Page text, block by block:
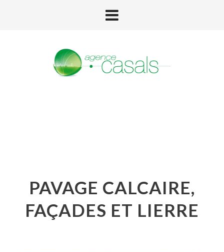
PAVAGE CALCAIRE,
FAÇADES ET LIERRE